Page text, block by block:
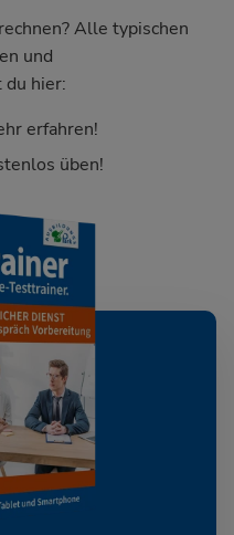
Alle typischen
und
hier:
erfahren!
üben!